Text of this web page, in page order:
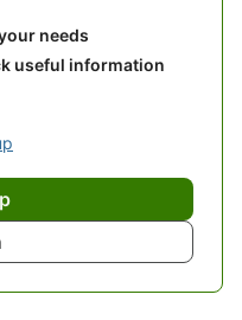
needs
useful information